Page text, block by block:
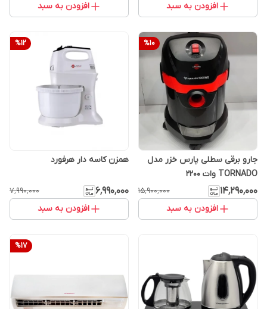
افزودن به سبد افزودن به سبد
%10
جارو برقی سطلی پارس خزر مدل
TORNADO وات ۲۲۰۰
۱۴٬۲۹۰٬۰۰۰ ۱۵٬۹۰۰٬۰۰۰
افزودن به سبد
%12
همزن کاسه دار هرفورد
۶٬۹۹۰٬۰۰۰ ۷٬۹۹۰٬۰۰۰
افزودن به سبد
%17